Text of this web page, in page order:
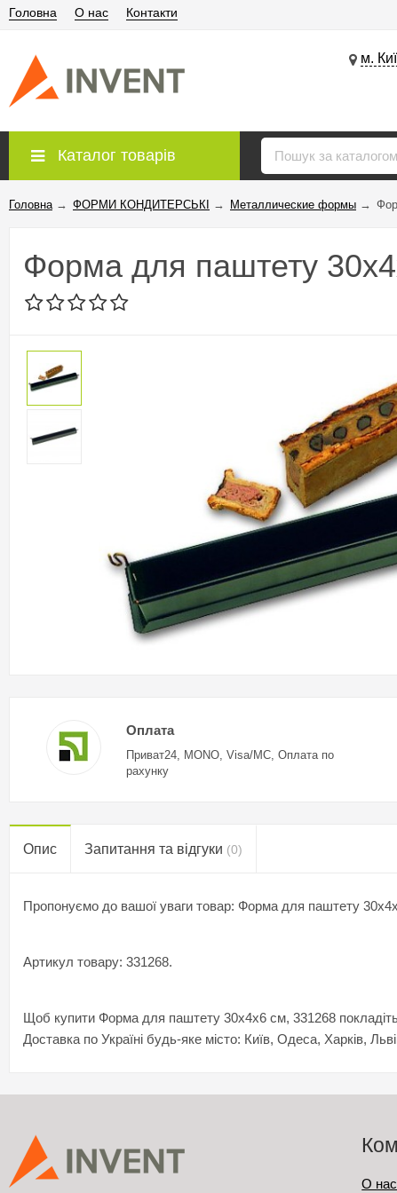
Головна О нас Контакти
м.
Каталог товарів
Головна → ФОРМИ КОНДИТЕРСЬКІ → Металлические формы →
Форма для паштету
Оплата
Приват24, MONO, Visa/MC, Оплата по
рахунку
Опис Запитання та відгуки (0)
Пропонуємо до вашої уваги товар: Форма для паштету
Артикул товару: 331268.
Щоб купити Форма для паштету 30х4х6 см, 331268 покладіть
Доставка по Україні будь-яке місто: Київ, Одеса, Харків,
О нас